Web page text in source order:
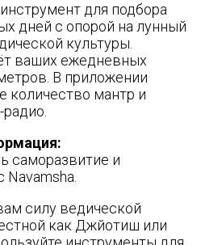
для подбора
дней с опорой на лунный
культуры.
ваших ежедневных
В приложении
количество мантр и
саморазвитие и
силу ведической
как Джйотиш или